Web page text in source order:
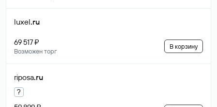
luxel.ru
69 517 ₽
Возможен торг
В корзину
riposa.ru
?